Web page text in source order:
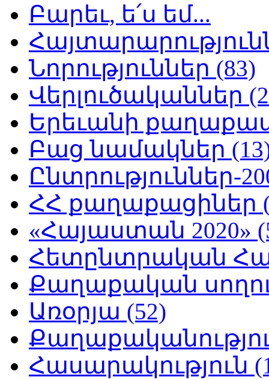
Բարեւ, ե՛ս եմ...
Նորություններ (83)
Վերլուծականներ
Երեւանի
Բաց նամակներ
Ընտրություններ-
ՀՀ քաղաքացիներ
«Հայաստան 2020»
Հետընտրական
Քաղաքական
Առօրյա (52)
Հասարակություն